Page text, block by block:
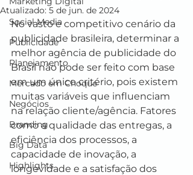
Social Media
Publicidade
Planejamento
Mercado em Choque
Negócios
Branding
Big Data
Highlights
Atualizado: 5 de jun. de 2024
No vasto e competitivo cenário da
publicidade brasileira, determinar a
melhor agência de publicidade do
Brasil não pode ser feito com base
em um único critério, pois existem
muitas variáveis que influenciam
na relação cliente/agência. Fatores
como a qualidade das entregas, a
eficiência dos processos, a
capacidade de inovação, a
longevidade e a satisfação dos